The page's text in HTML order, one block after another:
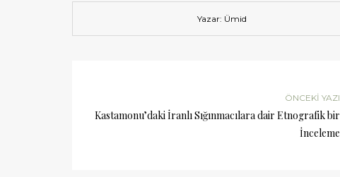
Yazar: Ümid
ÖNCEKI YAZI
Kastamonu’daki İranlı Sığınmacılara dair Etnografik bir
İnceleme